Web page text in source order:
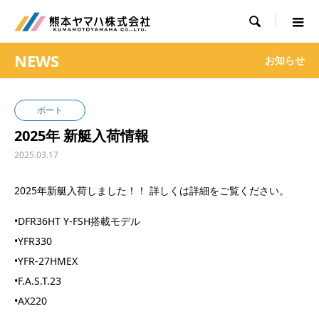

NEWS お知らせ
ボート
2025年 新艇入荷情報
2025.03.17
2025年新艇入荷しました！！ 詳しくは詳細をご覧ください。
•DFR36HT Y-FSH搭載モデル
•YFR330
•YFR-27HMEX
•F.A.S.T.23
•AX220